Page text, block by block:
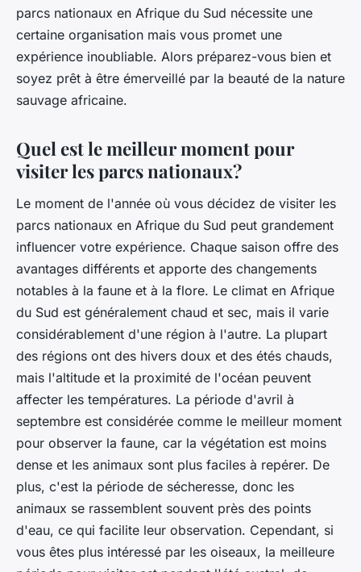
parcs nationaux en Afrique du Sud nécessite une
certaine organisation mais vous promet une
expérience inoubliable. Alors préparez-vous bien et
soyez prêt à être émerveillé par la beauté de la nature
sauvage africaine.
Quel est le meilleur moment pour
visiter les parcs nationaux?
Le moment de l'année où vous décidez de visiter les
parcs nationaux en Afrique du Sud peut grandement
influencer votre expérience. Chaque saison offre des
avantages différents et apporte des changements
notables à la faune et à la flore. Le climat en Afrique
du Sud est généralement chaud et sec, mais il varie
considérablement d'une région à l'autre. La plupart
des régions ont des hivers doux et des étés chauds,
mais l'altitude et la proximité de l'océan peuvent
affecter les températures. La période d'avril à
septembre est considérée comme le meilleur moment
pour observer la faune, car la végétation est moins
dense et les animaux sont plus faciles à repérer. De
plus, c'est la période de sécheresse, donc les
animaux se rassemblent souvent près des points
d'eau, ce qui facilite leur observation. Cependant, si
vous êtes plus intéressé par les oiseaux, la meilleure